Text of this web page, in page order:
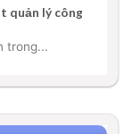
quản lý công
trong...